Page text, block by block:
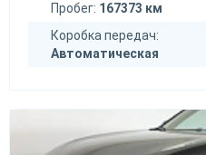
Пробег: 167373 км
Коробка передач:
Автоматическая